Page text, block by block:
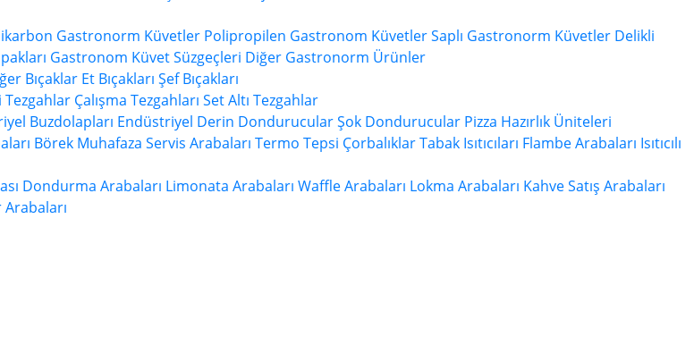
Gastronorm Küvetler Polipropilen Gastronom KüvetlerSaplı Gastronorm Küvetler Delikli
Gastronom Küvet Süzgeçleri Diğer Gastronorm Ürünler
Bıçaklar Et Bıçakları Şef Bıçakları
Tezgahlar Çalışma Tezgahları Set Altı Tezgahlar
Buzdolapları Endüstriyel Derin DondurucularŞok Dondurucular Pizza Hazırlık Üniteleri
Börek Muhafaza Servis Arabaları Termo Tepsi ÇorbalıklarTabak Isıtıcıları Flambe Arabaları Isıtıcılı
Dondurma Arabaları Limonata Arabaları Waffle Arabaları Lokma Arabaları Kahve Satış Arabaları
Arabaları